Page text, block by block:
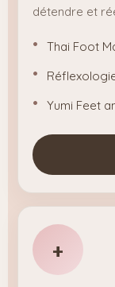
détendre et
Thai Foot
Yumi Feet
+